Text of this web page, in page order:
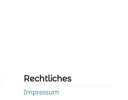
der
Produktseite
gewählt
Rechtliches
Impressum